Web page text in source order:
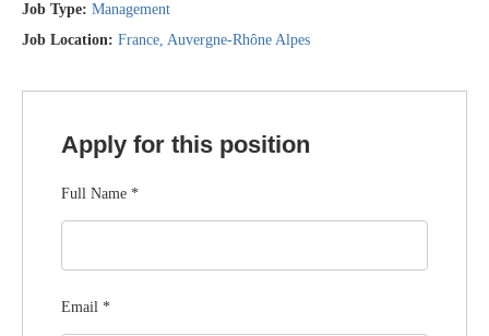
Job Type: Management
Job Location: France Auvergne-Rhône Alpes
Apply for this position
Full Name *
Email *